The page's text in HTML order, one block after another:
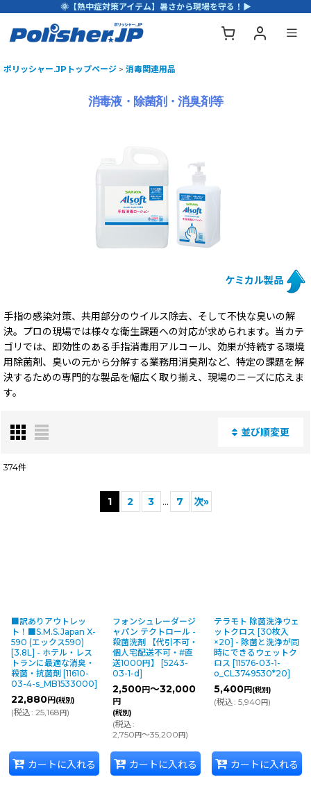
🌞【熱中症対策アイテム】暑さから現場を守る！▶
ポリッシャー.JPトップページ > 消毒関連用品
消毒液・除菌剤・消臭剤等
ケミカル製品
手指の感染対策、共用部分のウイルス除去、そして不快な臭いの解
決。プロの現場では様々な衛生課題への対応が求められます。当カテ
ゴリでは、即効性のある手指消毒用アルコール、効果が持続する環境
用除菌剤、臭いの元から分解する業務用消臭剤など、特定の課題を解
決するための専門的な製品を幅広く取り揃え、現場のニーズに応えま
す。
並び順変更
374件
1 2 3 ... 7 次»
■訳ありアウトレッ
ト！■S.M.S.Japan X-
590 (エックス590)
[3.8L] - ホテル・レス
トランに最適な消臭・
殺菌・抗菌剤 [11610-
03-4-s_MB1533000]
22,880円 (税別)
(税込: 25,168円)
カートに入れる
フォンシュレーダージ
ャパン テクトロール -
殺菌洗剤 【代引不可・
個人宅配送不可・#直
送1000円】
[5243-
03-1-d]
2,500円～32,000
円
(税別)
(税込:
2,750円～35,200円)
カートに入れる
テラモト 除菌洗浄ウェ
ットクロス [30枚入
×20] - 除菌と洗浄が同
時にできるウェットク
ロス [11576-03-1-
o_CL3749530*20]
5,400円 (税別)
(税込: 5,940円)
カートに入れる